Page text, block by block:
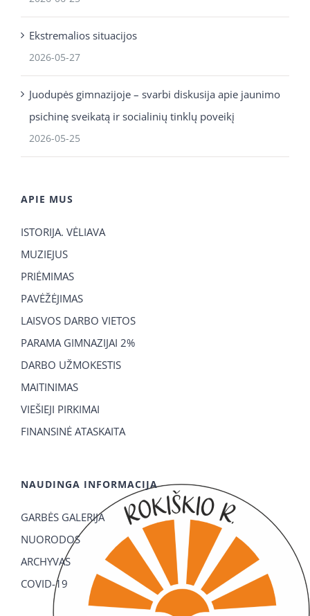
Ekstremalios situacijos
2026-05-27
Juodupės gimnazijoje – svarbi diskusija apie jaunimo
psichinę sveikatą ir socialinių tinklų poveikį
2026-05-25
APIE MUS
ISTORIJA. VĖLIAVA
MUZIEJUS
PRIĖMIMAS
PAVĖŽĖJIMAS
LAISVOS DARBO VIETOS
PARAMA GIMNAZIJAI 2%
DARBO UŽMOKESTIS
MAITINIMAS
VIEŠIEJI PIRKIMAI
FINANSINĖ ATASKAITA
NAUDINGA INFORMACIJA
GARBĖS GALERIJA
NUORODOS
ARCHYVAS
COVID-19